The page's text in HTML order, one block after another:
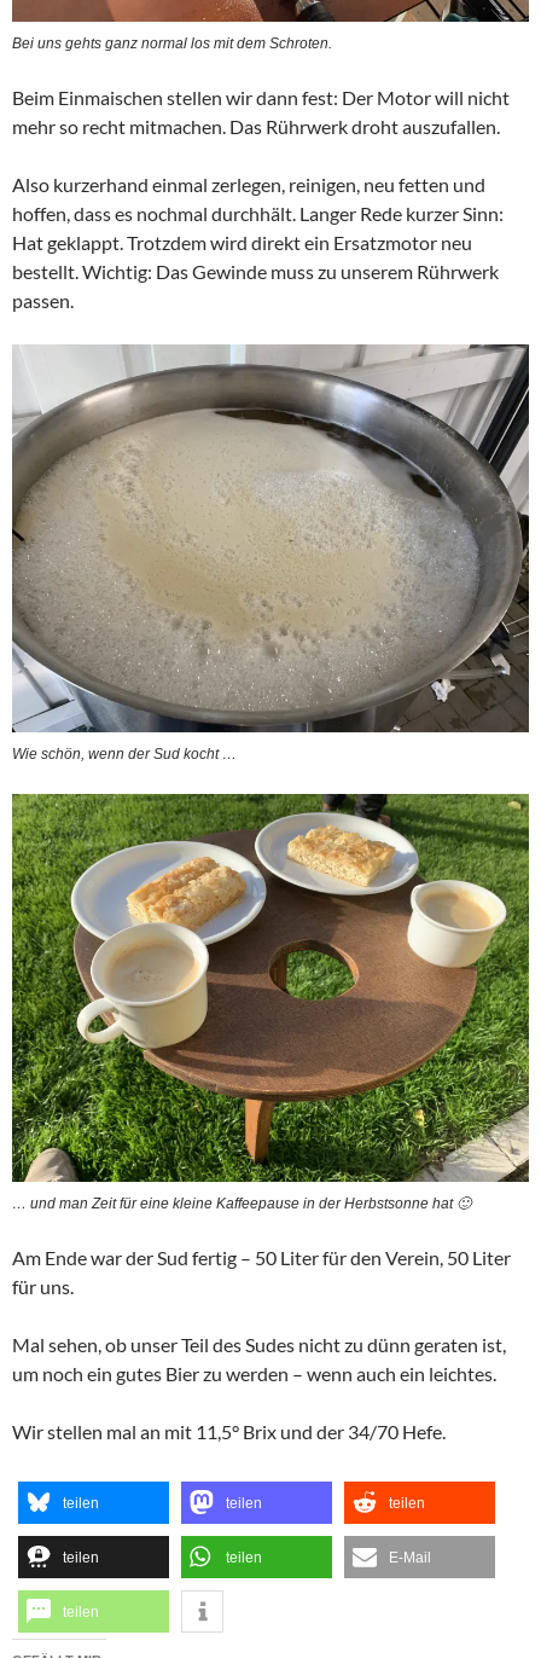
Bei uns gehts ganz normal los mit dem Schroten.
Beim Einmaischen stellen wir dann fest: Der Motor will nicht
mehr so recht mitmachen. Das Rührwerk droht auszufallen.
Also kurzerhand einmal zerlegen, reinigen, neu fetten und
hoffen, dass es nochmal durchhält. Langer Rede kurzer Sinn:
Hat geklappt. Trotzdem wird direkt ein Ersatzmotor neu
bestellt. Wichtig: Das Gewinde muss zu unserem Rührwerk
passen.
Wie schön, wenn der Sud kocht …
… und man Zeit für eine kleine Kaffeepause in der Herbstsonne hat 🙂
Am Ende war der Sud fertig – 50 Liter für den Verein, 50 Liter
für uns.
Mal sehen, ob unser Teil des Sudes nicht zu dünn geraten ist,
um noch ein gutes Bier zu werden – wenn auch ein leichtes.
Wir stellen mal an mit 11,5° Brix und der 34/70 Hefe.
teilen teilen teilen
teilen teilen E-Mail
teilen